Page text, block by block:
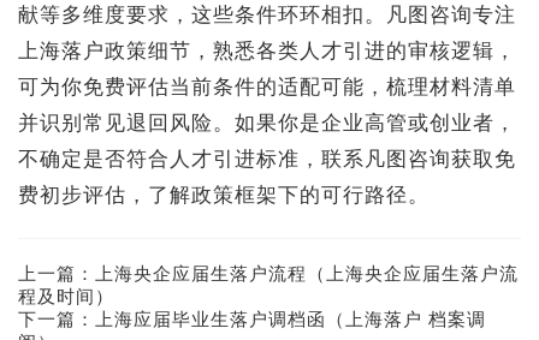
献等多维度要求，这些条件环环相扣。凡图咨询专注
上海落户政策细节，熟悉各类人才引进的审核逻辑，
可为你免费评估当前条件的适配可能，梳理材料清单
并识别常见退回风险。如果你是企业高管或创业者，
不确定是否符合人才引进标准，联系凡图咨询获取免
费初步评估，了解政策框架下的可行路径。
上一篇：
上海央企应届生落户流程（上海央企应届生落户流
程及时间）
下一篇：
上海应届毕业生落户调档函（上海落户 档案调